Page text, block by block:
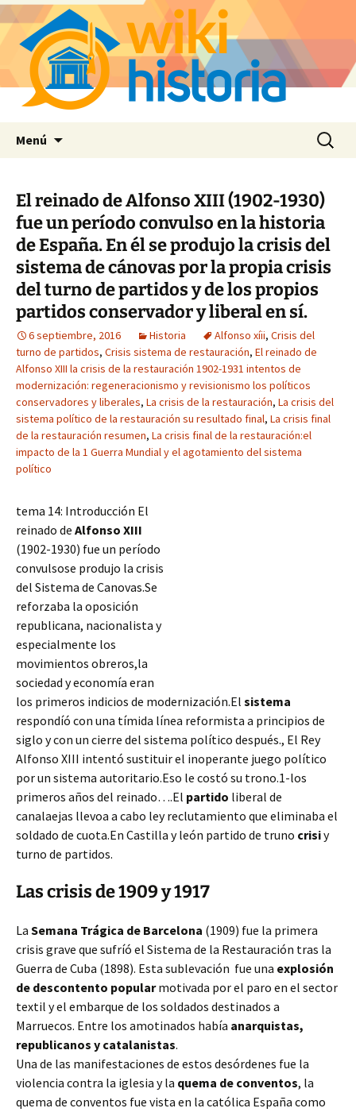
Menú Buscar:
El reinado de Alfonso XIII (1902-1930)
fue un período convulso en la historia
de España. En él se produjo la crisis del
sistema de cánovas por la propia crisis
del turno de partidos y de los propios
partidos conservador y liberal en sí.
6 septiembre, 2016 Historia Alfonso xíii, Crisis del
turno de partidos, Crisis sistema de restauración, El reinado de
Alfonso XIII la crisis de la restauración 1902-1931 intentos de
modernización: regeneracionismo y revisionismo los políticos
conservadores y liberales, La crisis de la restauración, La crisis del
sistema político de la restauración su resultado final, La crisis final
de la restauración resumen, La crisis final de la restauración:el
impacto de la 1 Guerra Mundial y el agotamiento del sistema
político
tema 14: Introducción El
reinado de Alfonso XIII
(1902-1930) fue un período
convulsose produjo la crisis
del Sistema de Canovas.Se
reforzaba la oposición
republicana, nacionalista y
especialmente los
movimientos obreros,la
sociedad y economía eran
los primeros indicios de modernización.El sistema
respondíó con una tímida línea reformista a principios de
siglo y con un cierre del sistema político después., El Rey
Alfonso XIII intentó sustituir el inoperante juego político
por un sistema autoritario.Eso le costó su trono.1-los
primeros años del reinado….El partido liberal de
canalaejas llevoa a cabo ley reclutamiento que eliminaba el
soldado de cuota.En Castilla y león partido de truno crisiy
turno de partidos.
Las crisis de 1909 y 1917
La Semana Trágica de Barcelona (1909) fue la primera
crisis grave que sufríó el Sistema de la Restauración tras la
Guerra de Cuba (1898). Esta sublevación fue una explosión
de descontento popularmotivada por el paro en el sector
textil y el embarque de los soldados destinados a
Marruecos. Entre los amotinados había anarquistas,
republicanos y catalanistas.
Una de las manifestaciones de estos desórdenes fue la
violencia contra la iglesia y la quema de conventos, la
quema de conventos fue vista en la católica España como